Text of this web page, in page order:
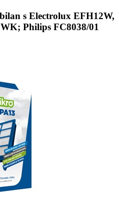
s Electrolux EFH12W,
Philips FC8038/01